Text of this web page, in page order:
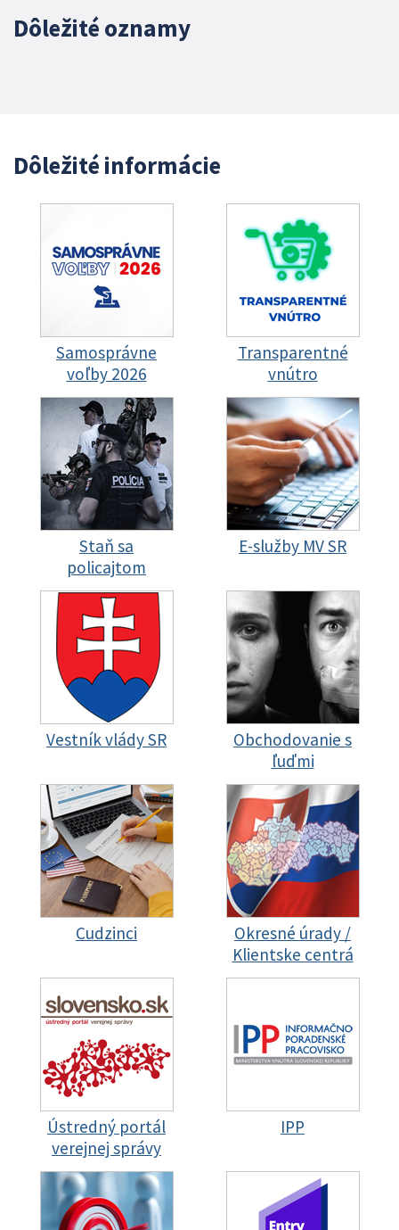
Dôležité oznamy
Dôležité informácie
Samosprávne
voľby 2026
Transparentné
vnútro
Staň sa
policajtom
E-služby MV SR
Vestník vlády SR
Obchodovanie s
ľuďmi
Cudzinci
Okresné úrady /
Klientske centrá
Ústredný portál
verejnej správy
IPP